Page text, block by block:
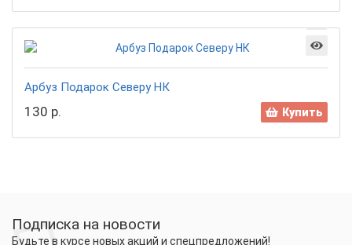
Арбуз Подарок Северу НК
130 р. Купить
Подписка на новости
Будьте в курсе новых акций и спецпредложений!